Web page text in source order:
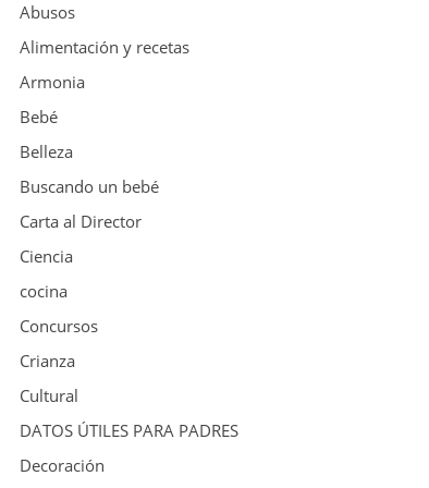
Abusos
Alimentación y recetas
Armonia
Bebé
Belleza
Buscando un bebé
Carta al Director
Ciencia
cocina
Concursos
Crianza
Cultural
DATOS ÚTILES PARA PADRES
Decoración